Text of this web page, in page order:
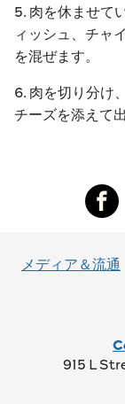
5. 肉を休ませて
ィッシュ、チャ
を混ぜます。
6. 肉を切り分け
チーズを添えて
メディア＆流通
915 L